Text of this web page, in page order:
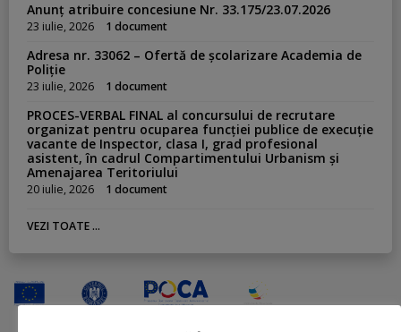
Anunț atribuire concesiune Nr. 33.175/23.07.2026
23 iulie, 2026 1 document
Adresa nr. 33062 – Ofertă de școlarizare Academia de
Poliție
23 iulie, 2026 1 document
PROCES-VERBAL FINAL al concursului de recrutare
organizat pentru ocuparea funcției publice de execuție
vacante de Inspector, clasa I, grad profesional
asistent, în cadrul Compartimentului Urbanism și
Amenajarea Teritoriului
20 iulie, 2026 1 document
VEZI TOATE ...